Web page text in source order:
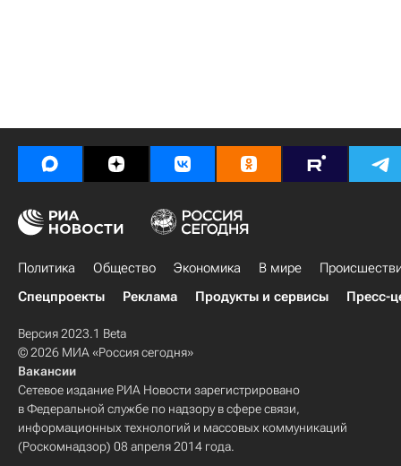
Политика Общество Экономика В мире
Спецпроекты
Реклама Продукты и сервисы Пресс-
Версия 2023.1 Beta
© 2026 МИА «Россия сегодня»
Вакансии
Сетевое издание РИА Новости зарегистрировано
в Федеральной службе по надзору в сфере связи,
информационных технологий и массовых коммуникаций
(Роскомнадзор) 08 апреля 2014 года.